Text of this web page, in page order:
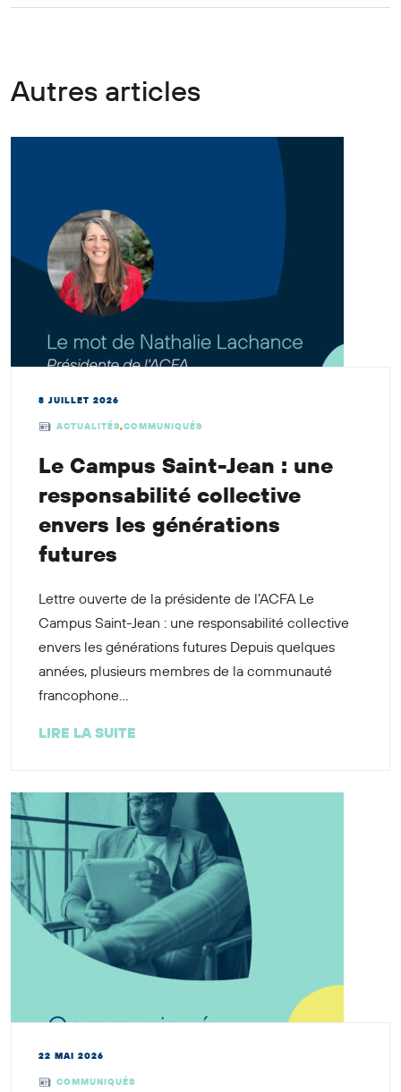
Autres articles
8 JUILLET 2026
ACTUALITÉS,COMMUNIQUÉS
Le Campus Saint-Jean : une
responsabilité collective
envers les générations
futures
Lettre ouverte de la présidente de l’ACFA Le
Campus Saint-Jean : une responsabilité collective
envers les générations futures Depuis quelques
années, plusieurs membres de la communauté
francophone...
LIRE LA SUITE
22 MAI 2026
COMMUNIQUÉS